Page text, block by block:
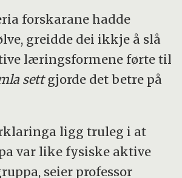
forskarane hadde
greidde dei ikkje å slå
læringsformene førte til
settgjorde det betre på
ligg truleg i at
var like fysiske aktive
seier professor